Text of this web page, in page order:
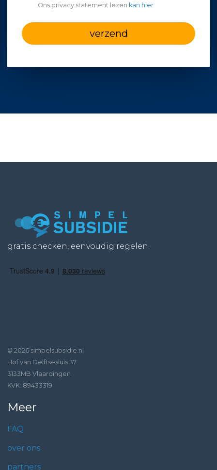
Ons privacy statement lezen kan hier
verzend
gratis checken, eenvoudig regelen.
© 2026 simpelsubsidie.nl
Hof van Delftsesluis 37
3133MB Vlaardingen
KVK: 89433319
Meer
FAQ
over ons
partners